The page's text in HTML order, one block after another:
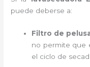
puede deberse a:
Filtro de
no permite que
el ciclo de